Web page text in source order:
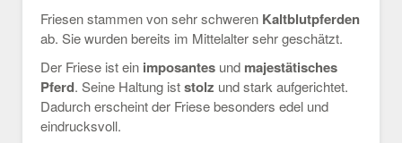
Friesen stammen von sehr schweren Kaltblutpferden
ab. Sie wurden bereits im Mittelalter sehr geschätzt.
Der Friese ist ein imposantes und majestätisches
Pferd. Seine Haltung iststolz und stark aufgerichtet.
Dadurch erscheint der Friese besonders edel und
eindrucksvoll.